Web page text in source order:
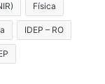
Física
IDEP – RO